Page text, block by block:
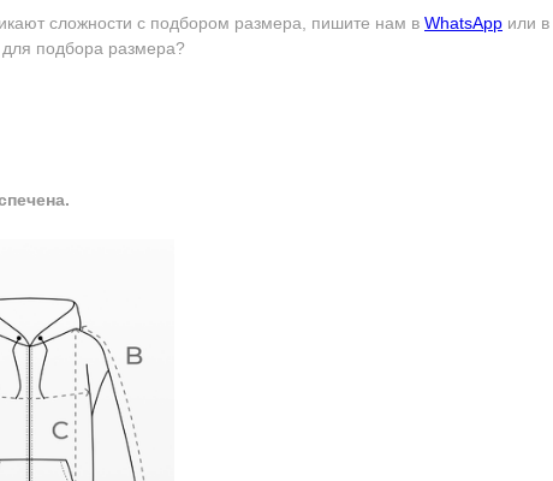
сложности с подбором размера, пишите нам в WhatsApp или в
подбора размера?